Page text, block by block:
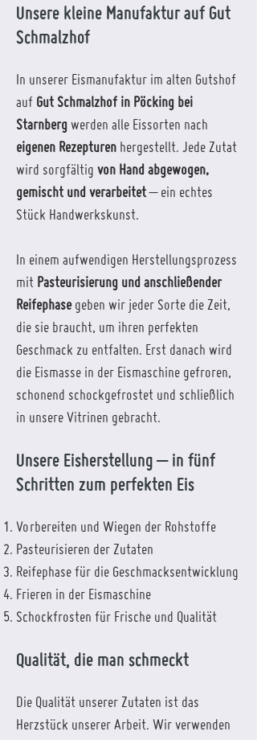
Unsere kleine Manufaktur auf Gut
Schmalzhof
In unserer Eismanufaktur im alten Gutshof
auf Gut Schmalzhof in Pöcking bei
Starnbergwerden alle Eissorten nach
eigenen Rezepturen hergestellt. Jede Zutat
wird sorgfältig von Hand abgewogen,
gemischt und verarbeitet– ein echtes
Stück Handwerkskunst.
In einem aufwendigen Herstellungsprozess
mit Pasteurisierung und anschließender
Reifephasegeben wir jeder Sorte die Zeit,
die sie braucht, um ihren perfekten
Geschmack zu entfalten. Erst danach wird
die Eismasse in der Eismaschine gefroren,
schonend schockgefrostet und schließlich
in unsere Vitrinen gebracht.
Unsere Eisherstellung – in fünf
Schritten zum perfekten Eis
Vorbereiten und Wiegen der Rohstoffe
Pasteurisieren der Zutaten
Reifephase für die Geschmacksentwicklung
Frieren in der Eismaschine
Schockfrosten für Frische und Qualität
Qualität, die man schmeckt
Die Qualität unserer Zutaten ist das
Herzstück unserer Arbeit. Wir verwenden